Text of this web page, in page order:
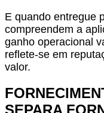
E quando entregue
compreendem a
ganho operacional
reflete-se em
valor.